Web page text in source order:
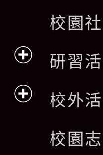
開
校園
研習
校外
校園